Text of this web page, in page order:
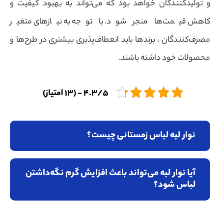
و تولیدکنندگان خواهد بود که می‌تواند به بهبود کیفیت و
کاهش قیمت‌ها منجر شود. با توجه به نیازهای متغیر
مصرف‌کنندگان ، برندها باید انعطاف‌پذیری بیشتری در طرح‌ها و
محصولات خود داشته باشند.
4.3/5 - (13 امتیاز)
نوار لبه لباس زمستانی چیست؟
آیا نوار لبه می‌تواند باعث افزایش گرم نگه‌داشتن
لباس شود؟